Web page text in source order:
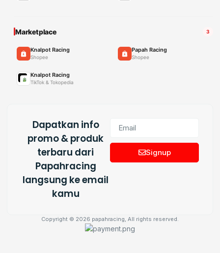
Marketplace 3
Knalpot Racing
Shopee
Papah Racing
Shopee
Knalpot Racing
TikTok & Tokopedia
Dapatkan info
promo & produk
terbaru dari
Papahracing
langsung ke email
kamu
Signup
Copyright © 2026 papahracing, All rights reserved.